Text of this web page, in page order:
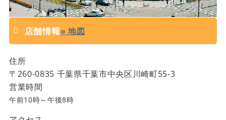
店舗情報» 地図
住所
〒 260-0835 千葉県千葉市中央区川崎町55-3
営業時間
午前10時～午後8時